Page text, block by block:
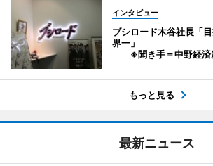
インタビュー
ブシロード木谷社長「
界一」
※聞き手＝中野経済
もっと見る
最新ニュース